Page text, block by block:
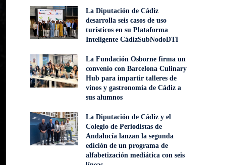
La Diputación de Cádiz
desarrolla seis casos de uso
turísticos en su Plataforma
Inteligente CádizSubNodoDTI
La Fundación Osborne firma un
convenio con Barcelona Culinary
Hub para impartir talleres de
vinos y gastronomía de Cádiz a
sus alumnos
La Diputación de Cádiz y el
Colegio de Periodistas de
Andalucía lanzan la segunda
edición de un programa de
alfabetización mediática con seis